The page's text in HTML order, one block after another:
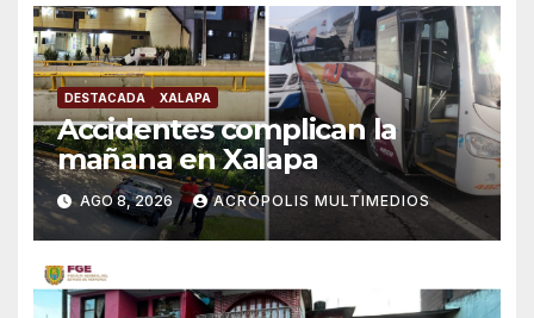
DESTACADA XALAPA
Accidentes complican la
mañana en Xalapa
AGO 8, 2026 ACRÓPOLIS MULTIMEDIOS